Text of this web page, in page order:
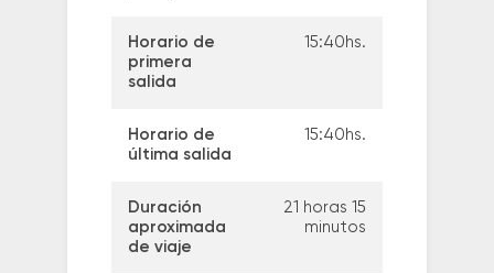
Horario de
primera
salida
15:40hs.
Horario de
última salida
15:40hs.
Duración
aproximada
de viaje
21 horas 15
minutos